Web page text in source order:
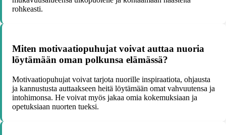
rohkeasti.
Miten motivaatiopuhujat voivat auttaa nuoria
löytämään oman polkunsa elämässä?
Motivaatiopuhujat voivat tarjota nuorille inspiraatiota, ohjausta
ja kannustusta auttaakseen heitä löytämään omat vahvuutensa ja
intohimonsa. He voivat myös jakaa omia kokemuksiaan ja
opetuksiaan nuorten tueksi.